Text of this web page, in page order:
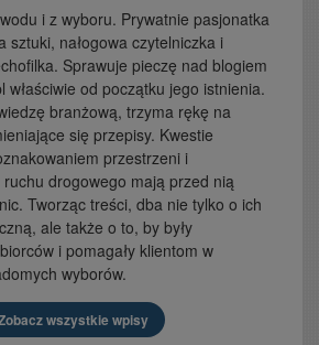
i z wyboru. Prywatnie pasjonatka
sztuki, nałogowa czytelniczka i
Sprawuje pieczę nad blogiem
właściwie od początku jego istnienia.
branżową, trzyma rękę na
się przepisy. Kwestie
przestrzeni i
drogowego mają przed nią
Tworząc treści, dba nie tylko o ich
ale także o to, by były
i pomagały klientom w
wyborów.
wszystkie wpisy